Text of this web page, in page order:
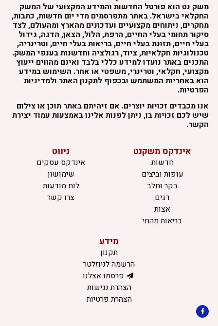
משק נט הוא פורטל החדשות והמידע המקצועי של המשק
החקלאי בישראל. באתר מתפרסמים מדי יום חדשות, כתבות,
מחקרים, ניתוחים מקצועיים ועדכונים מהארץ ומהעולם, לצד
סיקור תחומי בעלי החיים, הרפת, הלול, הצאן, הדגה, גידול
בעלי חיים, תזונת בעלי חיים, בריאות בעלי חיים, וטרינריה,
טכנולוגיות חקלאיות, ציוד, רגולציה וחדשנות בענפי המשק.
התכנים באתר נועדו למידע כללי בלבד ואינם מהווים ייעוץ
מקצועי, חקלאי, וטרינרי, משפטי או אחר. השימוש במידע
הוא באחריות המשתמש ובכפוף לתקנון האתר ולמדיניות
הפרטיות.
אנו מכבדים זכויות יוצרים. אם זיהיתם באתר תוכן או צילום
שיש לכם זכויות בו, ניתן לפנות אלינו באמצעות עמוד יצירת
הקשר.
אינדקס משקנט
חדשות
עופות וביצים
בקר וחלב
דגים
אצות
בריאות מהחי
ניווט
אינדקס עסקים
שימושון
לוח מודעות
צרו קשר
מידע
תקנון
הרשמה לניוזלטר
פרסמו אצלנו
הצהרת נגישות
הצהרת פרטיות